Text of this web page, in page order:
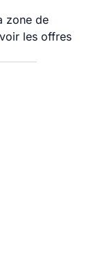
zone de
les offres